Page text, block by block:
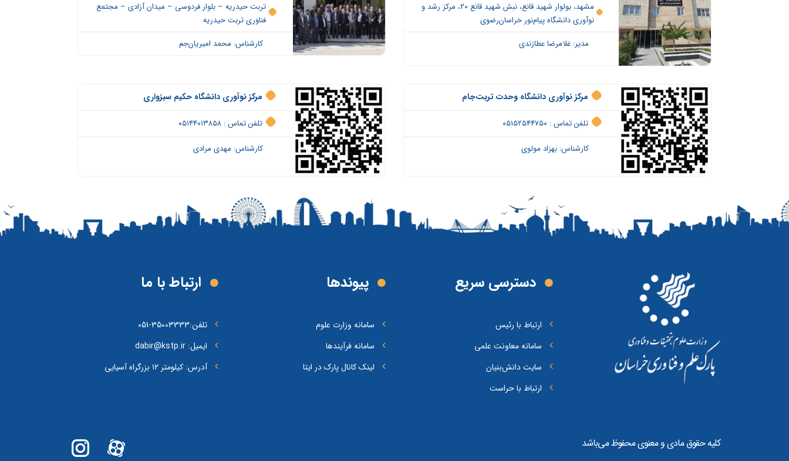
مشهد، بولوار شهید قانع، نبش شهید قانع ۲۰، مرکز رشد و
نوآوری دانشگاه پیام‌نور خراسان‌رضوی
مدیر: غلامرضا عطازندی
تربت حیدریه – بلوار فردوسی – میدان آزادی – مجتمع
فناوری تربت حیدریه
کارشناس: محمد امیریان‌جم
مرکز نوآوری دانشگاه وحدت تربت‌جام
تلفن تماس : ۰۵۱۵۲۵۴۴۷۵۰
کارشناس: بهزاد مولوی
مرکز نوآوری دانشگاه حکیم سبزواری
تلفن تماس : ۰۵۱۴۴۰۱۳۸۵۸
کارشناس: مهدی مرادی
دسترسی سریع
ارتباط با رئیس
سامانه معاونت علمی
سایت دانش‌بنیان
ارتباط با حراست
پیوند‌ها
سامانه وزارت علوم
سامانه فرآیندها
لینک کانال پارک در ایتا
ارتباط با ما
تلفن:35003333-051
ایمیل: dabir@kstp.ir
آدرس: کیلومتر ۱۲ بزرگراه آسیایی
کلیه حقوق مادی و معنوی محفوظ می‌باشد